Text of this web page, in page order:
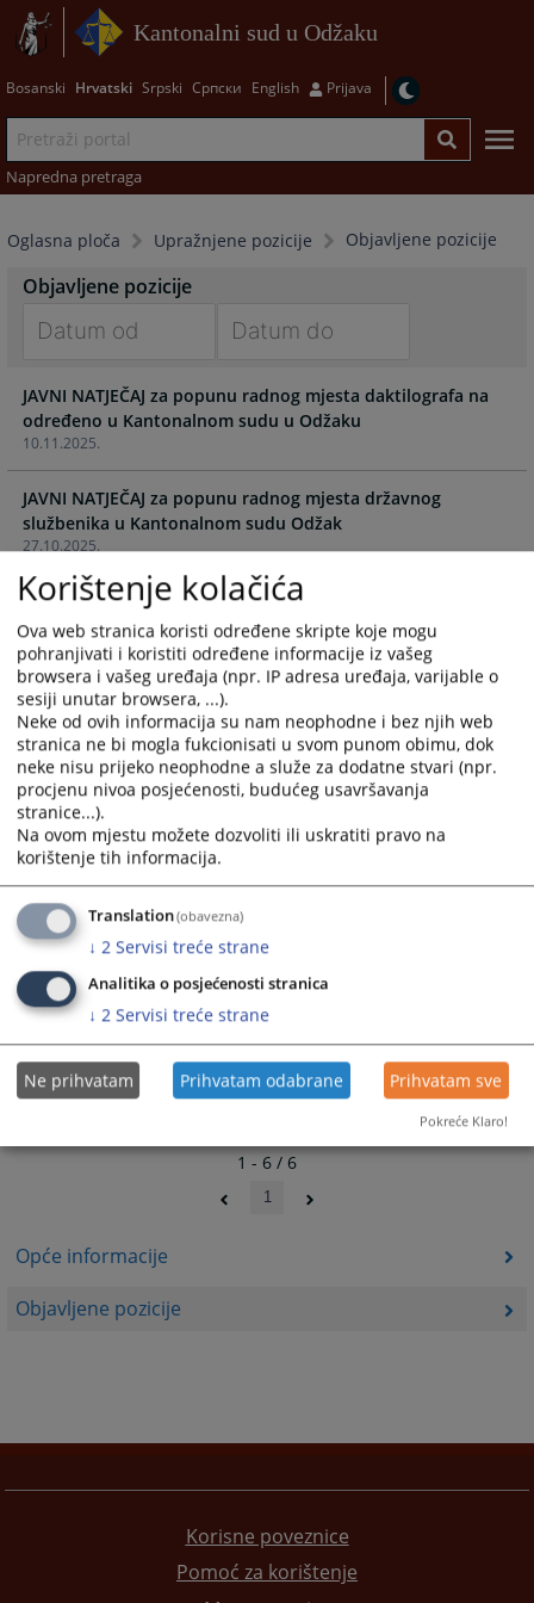
Kantonalni sud u Odžaku
Bosanski Hrvatski Srpski Српски English Prijava
Napredna pretraga
Oglasna ploča Upražnjene pozicije Objavljene pozicije
Opće informacije
Objavljene pozicije
Objavljene pozicije
forward
to
interact
with
the
calendar
and
select
a
date.
Press
the
question
mark
key
to
get
the
keyboard
shortcuts
for
changing
dates.
forward
to
with
the
calendar
and
select
a
date.
Press
the
question
mark
key
to
the
keyboard
shortcuts
for
changing
dates.
10.11.2025.
JAVNI NATJEČAJ za popunu radnog mjesta daktilografa na
određeno u Kantonalnom sudu u Odžaku
27.10.2025.
JAVNI NATJEČAJ za popunu radnog mjesta državnog
službenika u Kantonalnom sudu Odžak
07.05.2025.
JAVNI NATJEČAJ za prijem Višeg referenta za
administrativno-tehničke poslove u Kantonalnom sudu
Odžak
25.07.2024.
JAVNI NATJEČAJ za popunu radnog mjesta sudskog stručnog
suradnika u Kantonalnom sudu Odžak
16.04.2024.
JAVNI NATJEČAJ za popunu radnog mjesta daktilografa u
Kantonalnom sudu Odžak
Objavljene pozicije
1 - 6 / 6
1
Korisne poveznice
Pomoć za korištenje
Korištenje kolačića
Ova web stranica koristi određene skripte koje mogu
pohranjivati i koristiti određene informacije iz vašeg
browsera i vašeg uređaja (npr. IP adresa uređaja, varijable o
sesiji unutar browsera, ...).
Neke od ovih informacija su nam neophodne i bez njih web
stranica ne bi mogla fukcionisati u svom punom obimu, dok
neke nisu prijeko neophodne a služe za dodatne stvari (npr.
procjenu nivoa posjećenosti, budućeg usavršavanja
stranice...).
Na ovom mjestu možete dozvoliti ili uskratiti pravo na
korištenje tih informacija.
Translation(obavezna)
↓ 2 Servisi treće strane
Analitika o posjećenosti stranica
↓ 2 Servisi treće strane
Ne prihvatam Prihvatam odabrane Prihvatam sve
Pokreće Klaro!